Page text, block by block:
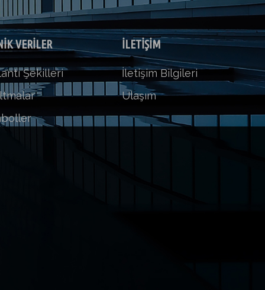
VERİLER
Şekilleri
İLETİŞİM
İletişim Bilgileri
Ulaşım